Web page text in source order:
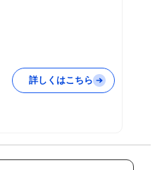
詳しくはこちら